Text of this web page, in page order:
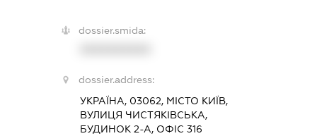
dossier.smida:
dossier.address:
УКРАЇНА, 03062, МІСТО КИЇВ,
ВУЛИЦЯ ЧИСТЯКІВСЬКА,
БУДИНОК 2-А, ОФІС 316